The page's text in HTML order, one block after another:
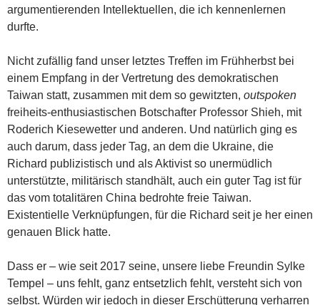
argumentierenden Intellektuellen, die ich kennenlernen
durfte.
Nicht zufällig fand unser letztes Treffen im Frühherbst bei
einem Empfang in der Vertretung des demokratischen
Taiwan statt, zusammen mit dem so gewitzten, outspoken
freiheits-enthusiastischen Botschafter Professor Shieh, mit
Roderich Kiesewetter und anderen. Und natürlich ging es
auch darum, dass jeder Tag, an dem die Ukraine, die
Richard publizistisch und als Aktivist so unermüdlich
unterstützte, militärisch standhält, auch ein guter Tag ist für
das vom totalitären China bedrohte freie Taiwan.
Existentielle Verknüpfungen, für die Richard seit je her einen
genauen Blick hatte.
Dass er – wie seit 2017 seine, unsere liebe Freundin Sylke
Tempel – uns fehlt, ganz entsetzlich fehlt, versteht sich von
selbst. Würden wir jedoch in dieser Erschütterung verharren